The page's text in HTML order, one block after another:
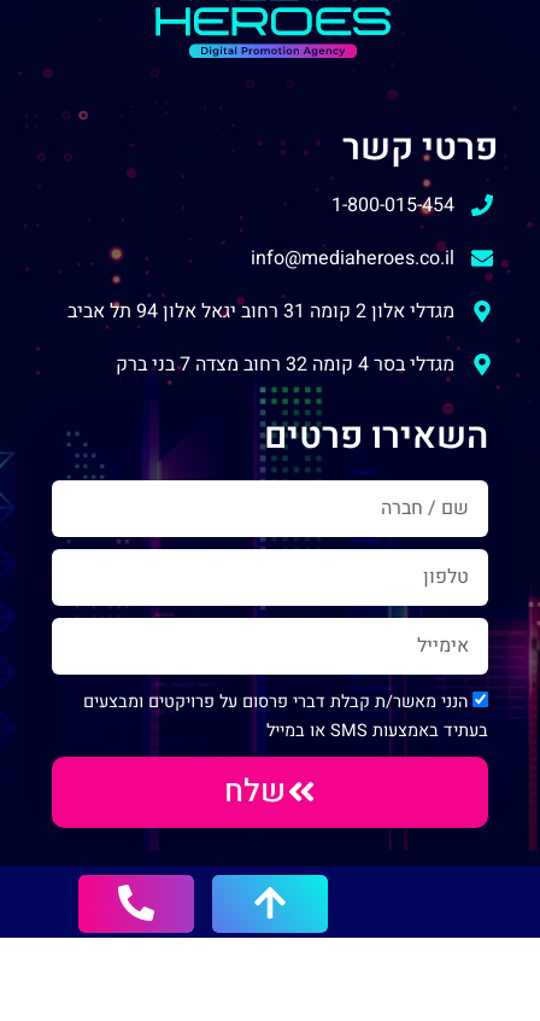
פרטי קשר
1-800-015-454
info@mediaheroes.co.il
מגדלי אלון 2 קומה 31 רחוב יגאל אלון 94 תל אביב
מגדלי בסר 4 קומה 32 רחוב מצדה 7 בני ברק
השאירו פרטים
הנני מאשר/ת קבלת דברי פרסום על פרויקטים ומבצעים
בעתיד באמצעות SMS או במייל
שלח